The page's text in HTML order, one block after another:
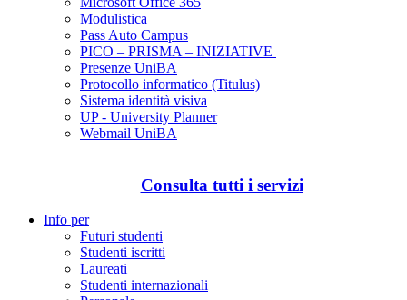
Modulistica
Pass Auto Campus
PICO – PRISMA – INIZIATIVE
Presenze UniBA
Protocollo informatico (Titulus)
Sistema identità visiva
UP - University Planner
Webmail UniBA
Consulta tutti i servizi
Info per
Futuri studenti
Studenti iscritti
Laureati
Studenti internazionali